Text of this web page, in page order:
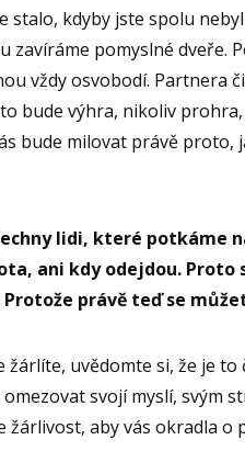
stalo, kdyby jste spolu
zavíráme pomyslné dveře.
vždy osvobodí. Partnera
bude výhra, nikoliv
bude milovat právě
lidi, které potkáme
ani kdy odejdou.
právě teď se
žárlíte, uvědomte si, že je
svojí myslí, svým
žárlivost, aby vás okradla o